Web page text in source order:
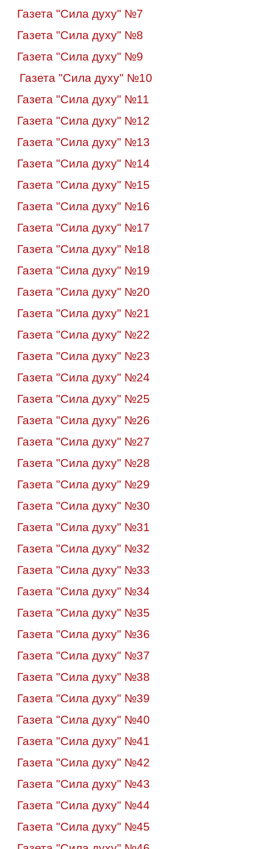
Газета "Сила духу" №7
Газета "Сила духу" №8
Газета "Сила духу" №9
Газета "Сила духу" №10
Газета "Сила духу" №11
Газета "Сила духу" №12
Газета "Сила духу" №13
Газета "Сила духу" №14
Газета "Сила духу" №15
Газета "Сила духу" №16
Газета "Сила духу" №17
Газета "Сила духу" №18
Газета "Сила духу" №19
Газета "Сила духу" №20
Газета "Сила духу" №21
Газета "Сила духу" №22
Газета "Сила духу" №23
Газета "Сила духу" №24
Газета "Сила духу" №25
Газета "Сила духу" №26
Газета "Сила духу" №27
Газета "Сила духу" №28
Газета "Сила духу" №29
Газета "Сила духу" №30
Газета "Сила духу" №31
Газета "Сила духу" №32
Газета "Сила духу" №33
Газета "Сила духу" №34
Газета "Сила духу" №35
Газета "Сила духу" №36
Газета "Сила духу" №37
Газета "Сила духу" №38
Газета "Сила духу" №39
Газета "Сила духу" №40
Газета "Сила духу" №41
Газета "Сила духу" №42
Газета "Сила духу" №43
Газета "Сила духу" №44
Газета "Сила духу" №45